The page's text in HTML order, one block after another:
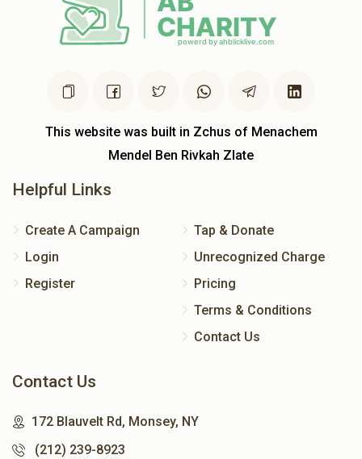
This website was built in Zchus of Menachem
Mendel Ben Rivkah Zlate
Helpful Links
Create A Campaign
Login
Register
Tap & Donate
Unrecognized Charge
Pricing
Terms & Conditions
Contact Us
Contact Us
172 Blauvelt Rd, Monsey, NY
(212) 239-8923